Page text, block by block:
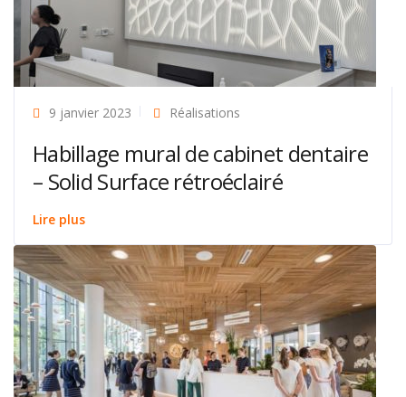
9 janvier 2023 Réalisations
Habillage mural de cabinet dentaire
– Solid Surface rétroéclairé
Lire plus